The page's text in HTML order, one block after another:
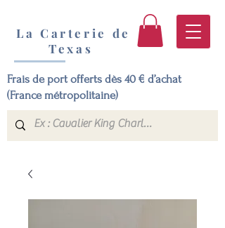
La Carterie de
Texas
Frais de port offerts dès 40 € d’achat
(France métropolitaine)